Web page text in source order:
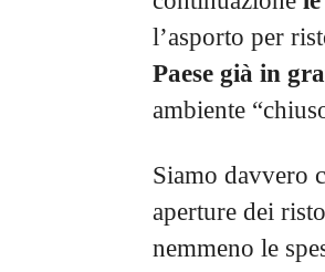
l’asporto per
Paese già in
ambiente
Siamo davvero
aperture dei
nemmeno le